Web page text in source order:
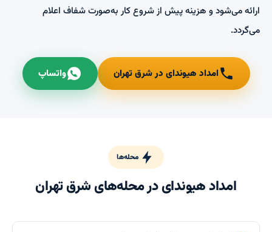
ارائه می‌شود و هزینه پیش از شروع کار به‌صورت شفاف اعلام
می‌گردد.
امداد هیوندای در شرق تهران واتساپ
محله‌ها
امداد هیوندای در محله‌های شرق تهران